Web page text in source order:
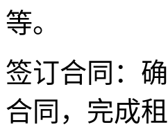
等。
签订合同：
合同，完成租